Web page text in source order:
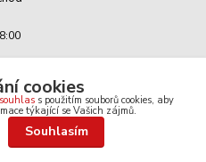
cookies
souhlas s použitím souborů cookies, aby
týkající se Vašich zájmů.
Souhlasím